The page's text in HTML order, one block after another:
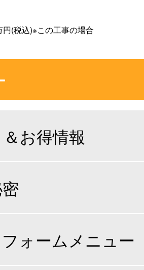
円(税込)※この工事の場合
お得情報
ォームメニュー